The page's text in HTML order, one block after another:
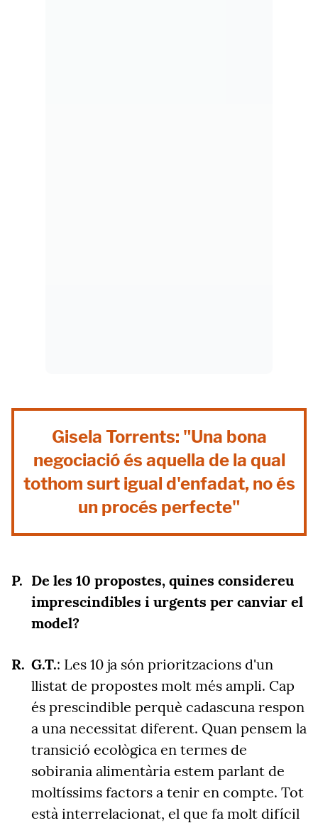
Gisela Torrents: "Una bona
negociació és aquella de la qual
tothom surt igual d'enfadat, no és
un procés perfecte"
De les 10 propostes, quines considereu
imprescindibles i urgents per canviar el
model?
G.T.: Les 10 ja són prioritzacions d'un
llistat de propostes molt més ampli. Cap
és prescindible perquè cadascuna respon
a una necessitat diferent. Quan pensem la
transició ecològica en termes de
sobirania alimentària estem parlant de
moltíssims factors a tenir en compte. Tot
està interrelacionat, el que fa molt difícil